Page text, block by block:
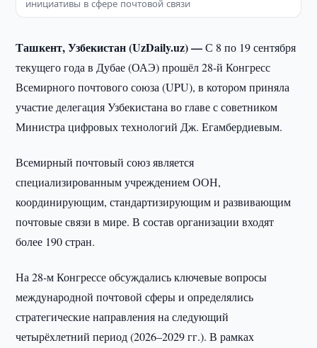
инициативы в сфере почтовой связи
Ташкент, Узбекистан (UzDaily.uz) —С 8 по 19 сентября
текущего года в Дубае (ОАЭ) прошёл 28-й Конгресс
Всемирного почтового союза (UPU), в котором приняла
участие делегация Узбекистана во главе с советником
Министра цифровых технологий Дж. Егамбердиевым.
Всемирный почтовый союз является
специализированным учреждением ООН,
координирующим, стандартизирующим и развивающим
почтовые связи в мире. В состав организации входят
более 190 стран.
На 28-м Конгрессе обсуждались ключевые вопросы
международной почтовой сферы и определялись
стратегические направления на следующий
четырёхлетний период (2026–2029 гг.). В рамках